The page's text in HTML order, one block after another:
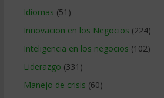
Idiomas (51)
Innovacion en los Negocios (224)
Inteligencia en los negocios (102)
Liderazgo (331)
Manejo de crisis (60)